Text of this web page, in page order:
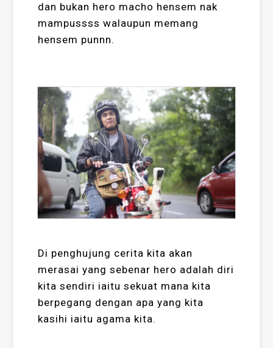
dan bukan hero macho hensem nak
mampussss walaupun memang
hensem punnn.
Di penghujung cerita kita akan
merasai yang sebenar hero adalah diri
kita sendiri iaitu sekuat mana kita
berpegang dengan apa yang kita
kasihi iaitu agama kita.